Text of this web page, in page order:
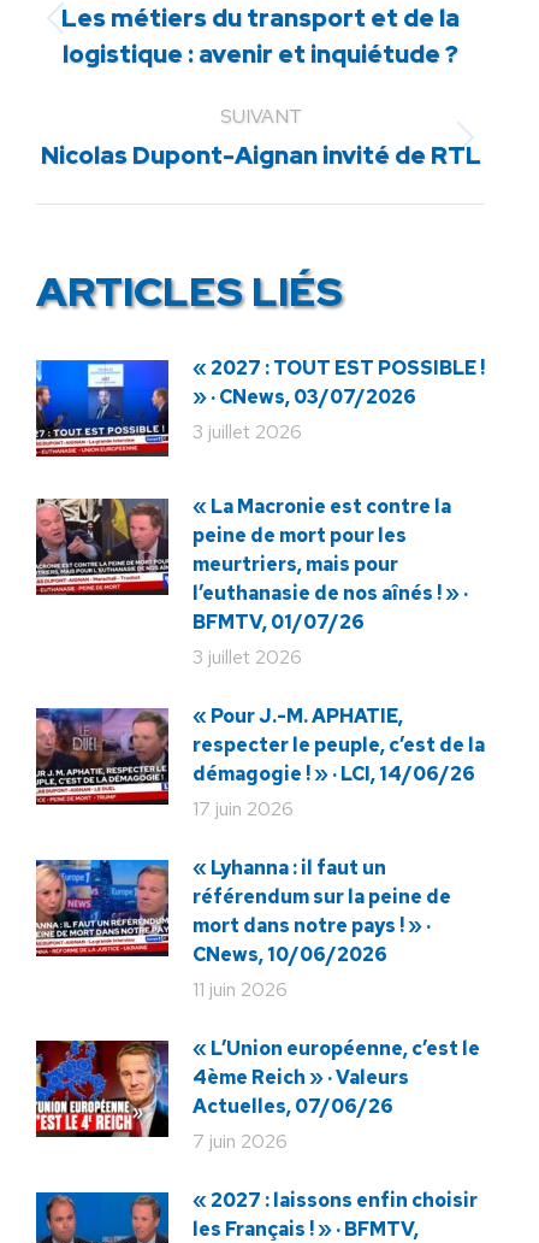
Article
précédent
Les métiers du transport et de la
logistique : avenir et inquiétude ?
SUIVANT
Article
suivant
:
Nicolas Dupont-Aignan invité de RTL
ARTICLES LIÉS
« 2027 : TOUT EST POSSIBLE !
» · CNews, 03/07/2026
3 juillet 2026
« La Macronie est contre la
peine de mort pour les
meurtriers, mais pour
l’euthanasie de nos aînés ! » ·
BFMTV, 01/07/26
3 juillet 2026
« Pour J.-M. APHATIE,
respecter le peuple, c’est de la
démagogie ! » · LCI, 14/06/26
17 juin 2026
« Lyhanna : il faut un
référendum sur la peine de
mort dans notre pays ! » ·
CNews, 10/06/2026
11 juin 2026
« L’Union européenne, c’est le
4ème Reich » · Valeurs
Actuelles, 07/06/26
7 juin 2026
« 2027 : laissons enfin choisir
les Français ! » · BFMTV,